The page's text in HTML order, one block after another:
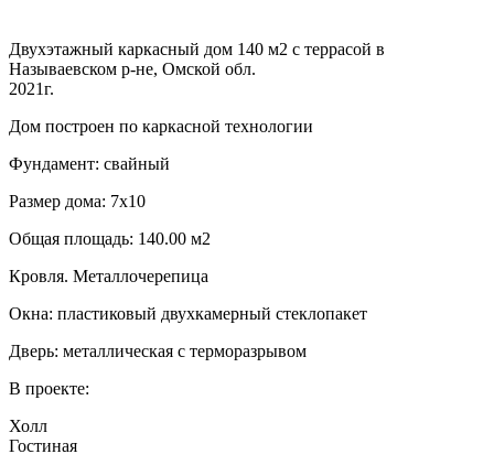
Двухэтажный каркасный дом 140 м2 с террасой в
Называевском р-не, Омской обл.
2021г.
Дом построен по каркасной технологии
Фундамент: свайный
Размер дома: 7х10
Общая площадь: 140.00 м2
Кровля. Металлочерепица
Окна: пластиковый двухкамерный стеклопакет
Дверь: металлическая с терморазрывом
В проекте:
Холл
Гостиная